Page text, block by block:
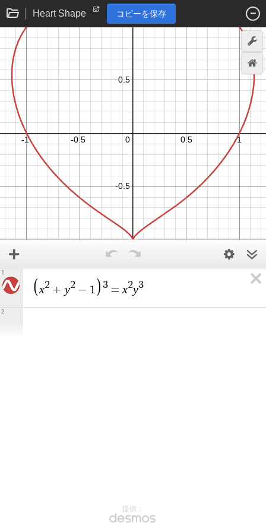
Heart Shape コピーを保存
x2 + y2 − 1 3 = x2y3
1
2
提供：